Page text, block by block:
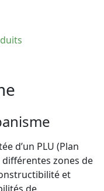
d’un PLU (Plan
différentes zones de
et